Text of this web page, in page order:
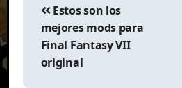
entradas
Estos son los
mejores mods para
Final Fantasy VII
original